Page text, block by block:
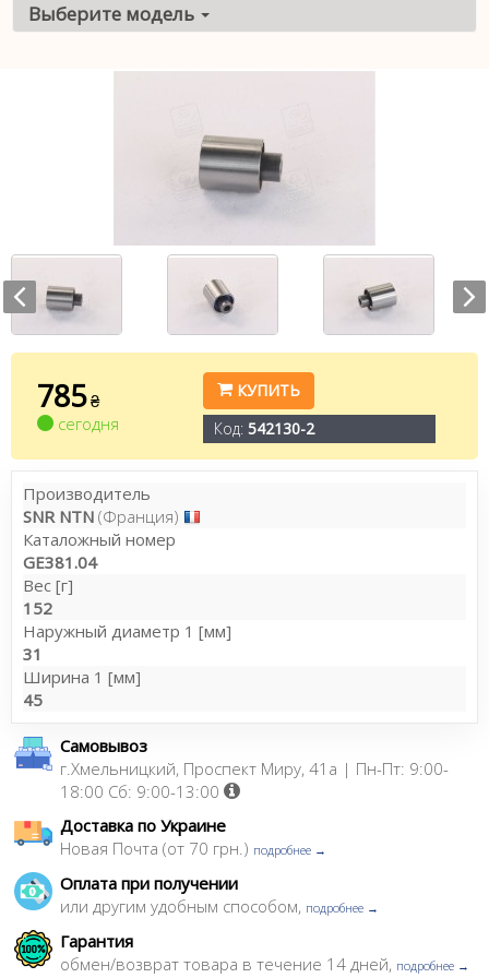
Выберите модель
785 ₴
сегодня
КУПИТЬ
Код: 542130-2
Производитель
SNR NTN (Франция)
Каталожный номер
GE381.04
Вес [г]
152
Наружный диаметр 1 [мм]
31
Ширина 1 [мм]
45
Самовывоз
г.Хмельницкий, Проспект Миру, 41а | Пн-Пт: 9:00-
18:00 Сб: 9:00-13:00
Доставка по Украине
Новая Почта (от 70 грн.) подробнее →
Оплата при получении
или другим удобным способом, подробнее →
Гарантия
обмен/возврат товара в течение 14 дней, подробнее →